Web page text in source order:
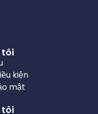
tôi
kiện
mật
tôi